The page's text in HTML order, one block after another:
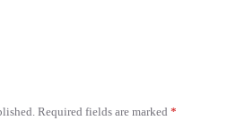
Required fields are marked *